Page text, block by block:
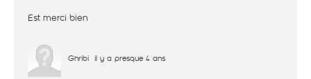
Est merci bien
Ghribi il y a presque 4 ans